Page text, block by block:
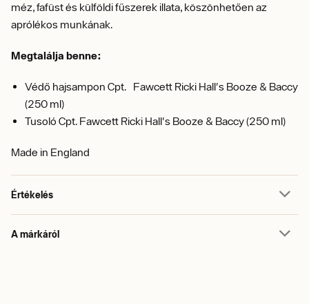
méz, fafüst és külföldi fűszerek illata, köszönhetően az
aprólékos munkának.
Megtalálja benne:
Védő hajsampon Cpt. Fawcett Ricki Hall's Booze & Baccy
(250 ml)
Tusoló Cpt. Fawcett Ricki Hall's Booze & Baccy (250 ml)
Made in England
Értékelés
A márkáról